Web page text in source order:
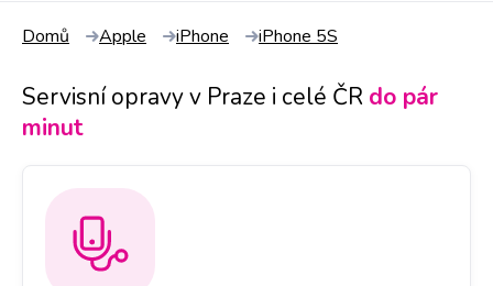
Domů Apple iPhone iPhone 5S
Servisní opravy v Praze i celé ČR do pár
minut